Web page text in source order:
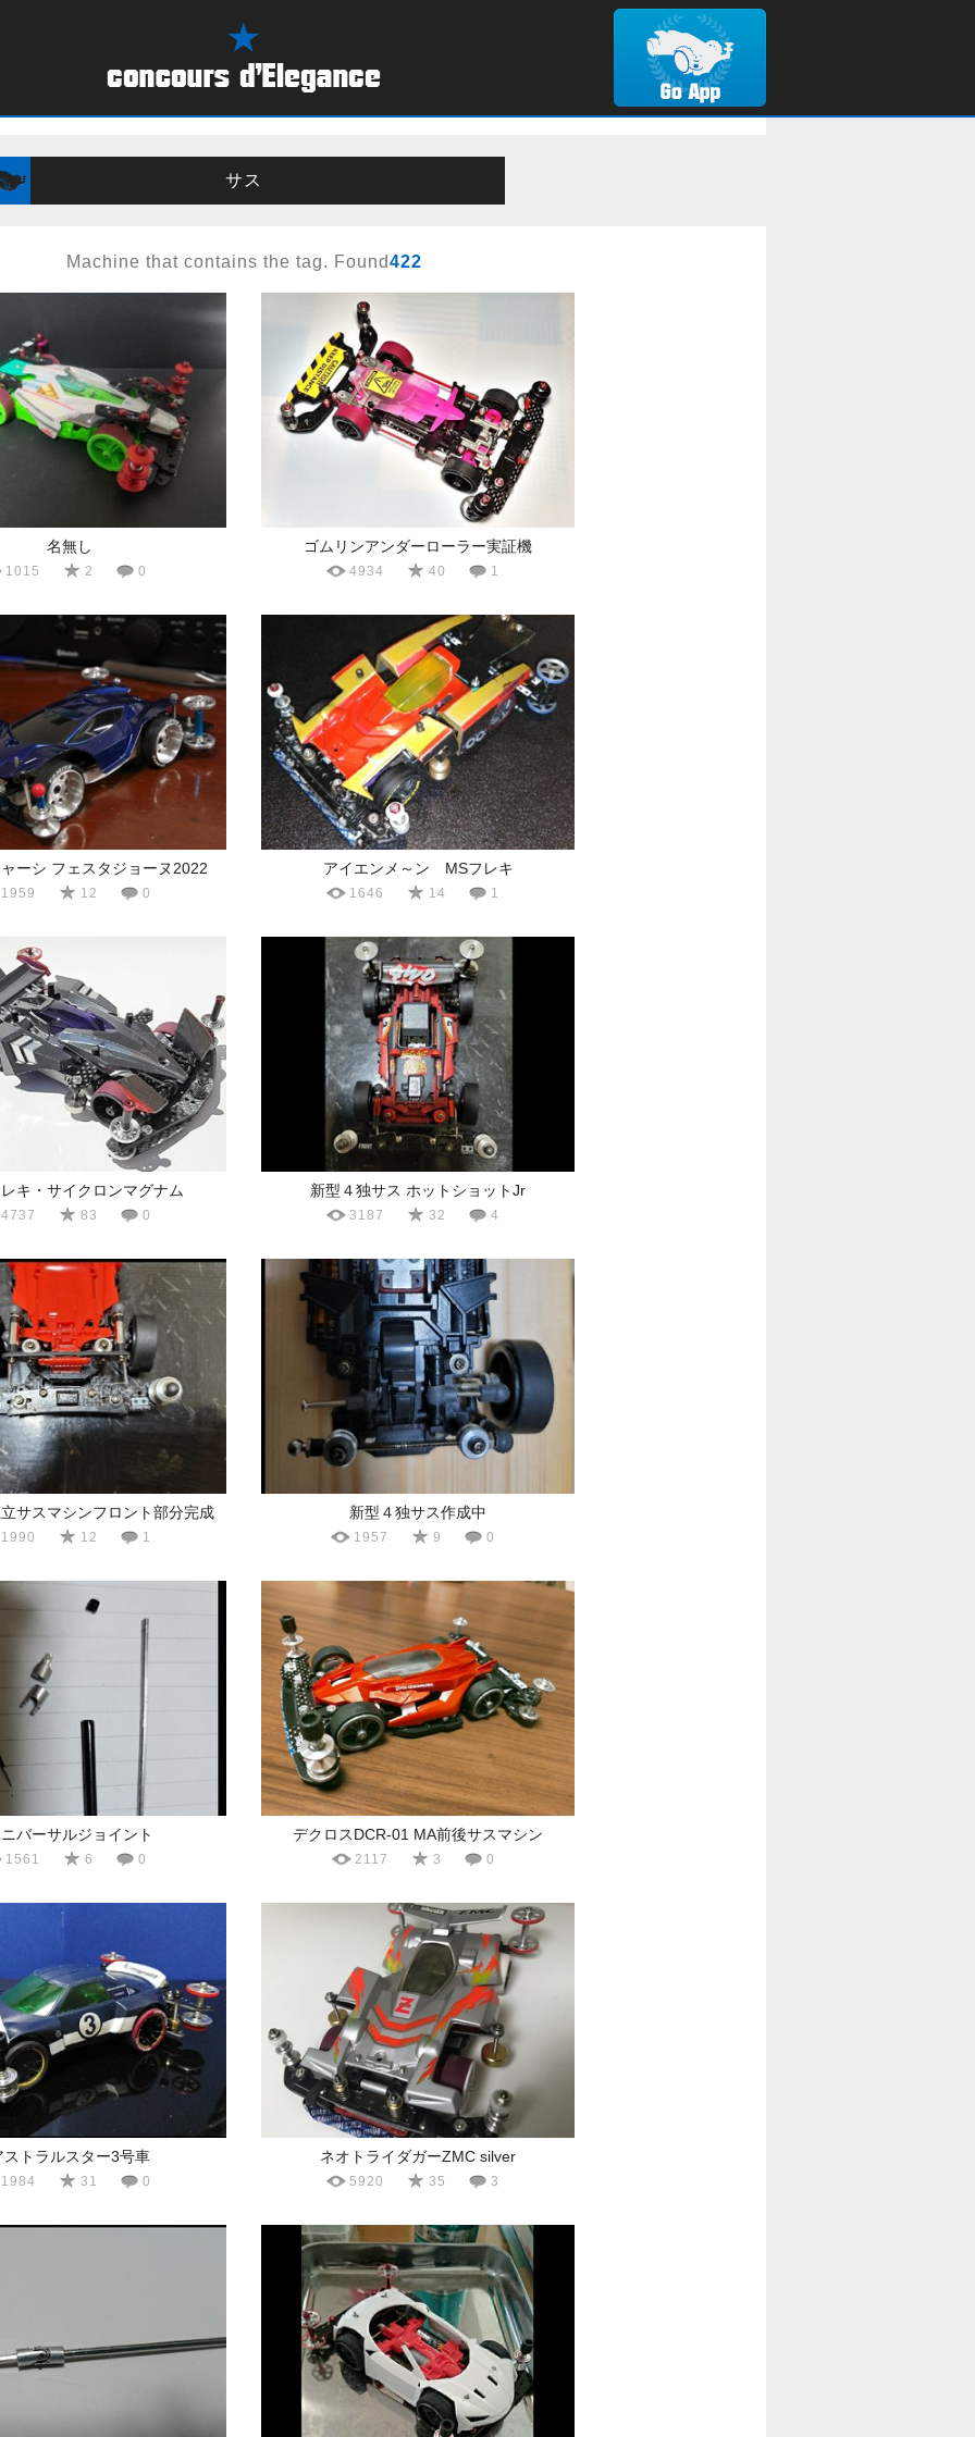
サス
Machine that contains the tag. Found422
名無し
1015 2 0
ゴムリンアンダーローラー実証機
4934 40 1
ーシ フェスタジョーヌ2022
1959 12 0
アイエンメ～ン MSフレキ
1646 14 1
キ・サイクロンマグナム
4737 83 0
新型４独サス ホットショットJr
3187 32 4
サスマシンフロント部分完成
1990 12 1
新型４独サス作成中
1957 9 0
バーサルジョイント
1561 6 0
デクロスDCR-01 MA前後サスマシン
2117 3 0
ストラルスター3号車
1984 31 0
ネオトライダガーZMC silver
5920 35 3